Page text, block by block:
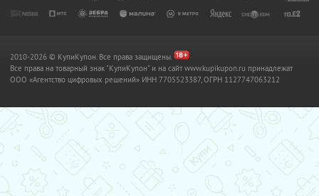
2010-2026 © КупиКупон. Все права защищены.
Все права на товарный знак "КупиКупон" и на сайт www.kupikupon.ru принадлежат
OOO «Агентство цифровых решений» ИНН 7705523387, ОГРН 1127747063212